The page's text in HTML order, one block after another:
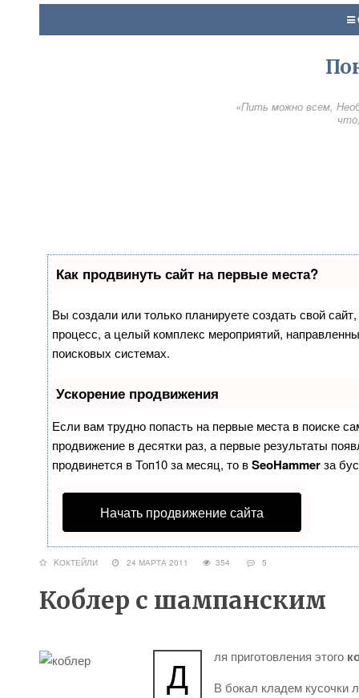
«Пить можно всем,
Как продвинуть сайт на первые места?
Вы создали или только планируете создать свой
процесс, а целый комплекс мероприятий,
поисковых системах.
Ускорение продвижения
Если вам трудно попасть на первые места в поиске
продвижение в десятки раз, а первые результаты
продвинется в Топ10 за месяц, то вSeoHammerза
Начать продвижение сайта
KОКТЕЙЛИ 24 МАРТА 2011 354 5
Коблер с шампанским
Д ля приготовления этого
В бокал кладем кусочки